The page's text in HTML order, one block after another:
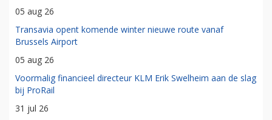
05 aug 26
Transavia opent komende winter nieuwe route vanaf
Brussels Airport
05 aug 26
Voormalig financieel directeur KLM Erik Swelheim aan de slag
bij ProRail
31 jul 26